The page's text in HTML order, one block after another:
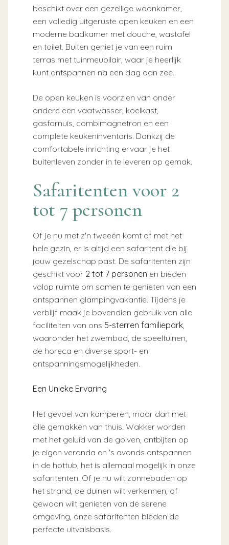
beschikt over een gezellige woonkamer,
een volledig uitgeruste open keuken en een
moderne badkamer met douche, wastafel
en toilet. Buiten geniet je van een ruim
terras met tuinmeubilair, waar je heerlijk
kunt ontspannen na een dag aan zee.
De open keuken is voorzien van onder
andere een vaatwasser, koelkast,
gasfornuis, combimagnetron en een
complete keukeninventaris. Dankzij de
comfortabele inrichting ervaar je het
buitenleven zonder in te leveren op gemak.
Safaritenten voor 2
tot 7 personen
Of je nu met z'n tweeën komt of met het
hele gezin, er is altijd een safaritent die bij
jouw gezelschap past. De safaritenten zijn
geschikt voor 2 tot 7 personen en bieden
volop ruimte om samen te genieten van een
ontspannen glampingvakantie. Tijdens je
verblijf maak je bovendien gebruik van alle
faciliteiten van ons 5-sterren familiepark,
waaronder het zwembad, de speeltuinen,
de horeca en diverse sport- en
ontspanningsmogelijkheden.
Een Unieke Ervaring
Het gevoel van kamperen, maar dan met
alle gemakken van thuis. Wakker worden
met het geluid van de golven, ontbijten op
je eigen veranda en 's avonds ontspannen
in de hottub, het is allemaal mogelijk in onze
safaritenten. Of je nu wilt zonnebaden op
het strand, de duinen wilt verkennen, of
gewoon wilt genieten van de serene
omgeving, onze safaritenten bieden de
perfecte uitvalsbasis.